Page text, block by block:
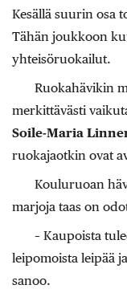
Kesällä suurin osa
Tähän joukkoon
yhteisöruokailut.
Ruokahävikin
merkittävästi
Soile-Maria
ruokajaotkin ovat
Kouluruoan
marjoja taas on
– Kaupoista
leipomoista leipää
sanoo.